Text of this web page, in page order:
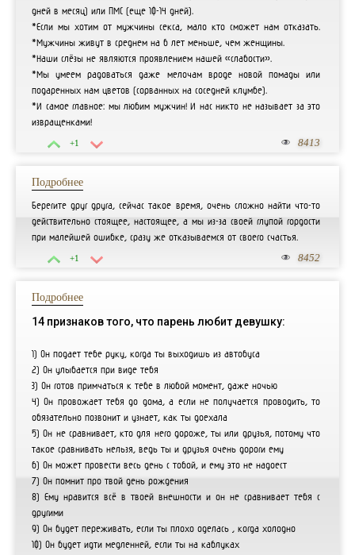
8413
+1
дней в месяц) или ПМС (еще 10-14 дней).
*Если мы хотим от мужчины секса, мало кто сможет нам отказать.
*Мужчины живут в среднем на 6 лет меньше, чем женщины.
*Наши слёзы не являются проявлением нашей «слабости».
*Мы умеем радоваться даже мелочам вроде новой помады или
подаренных нам цветов (сорванных на соседней клумбе).
*И самое главное: мы любим мужчин! И нас никто не называет за это
извращенками!
8452
+1
Подробнее
Берегите друг друга, сейчас такое время, очень сложно найти что-то
действительно стоящее, настоящее, а мы из-за своей глупой гордости
при малейшей ошибке, сразу же отказываемся от своего счастья.
Подробнее
14 признаков того, что парень любит девушку:
1) Он подает тебе руку, когда ты выходишь из автобуса
2) Он улыбается при виде тебя
3) Он готов примчаться к тебе в любой момент, даже ночью
4) Он провожает тебя до дома, а если не получается проводить, то
обязательно позвонит и узнает, как ты доехала
5) Он не сравнивает, кто для него дороже, ты или друзья, потому что
такое сравнивать нельзя, ведь ты и друзья очень дороги ему
6) Он может провести весь день с тобой, и ему это не надоест
7) Он помнит про твой день рождения
8) Ему нравится всё в твоей внешности и он не сравнивает тебя с
другими
9) Он будет переживать, если ты плохо оделась , когда холодно
10) Он будет идти медленней, если ты на каблуках